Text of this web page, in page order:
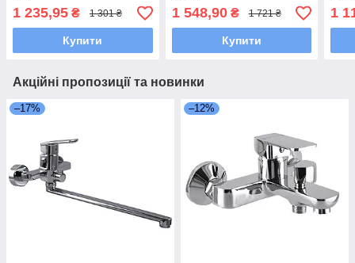
1 235,95 ₴ 1 301 ₴
Купити
1 548,90₴ 1 721 ₴
Купити
1
Акційні пропозиції та новинки
–17% –12%